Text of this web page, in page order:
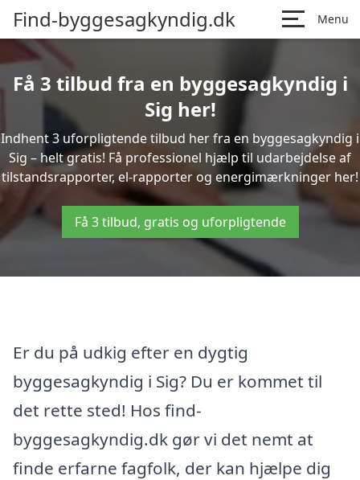
Find-byggesagkyndig.dk Menu
Få 3 tilbud fra en byggesagkyndig i
Sig her!
Indhent 3 uforpligtende tilbud her fra en byggesagkyndig i
Sig – helt gratis! Få professionel hjælp til udarbejdelse af
tilstandsrapporter, el-rapporter og energimærkninger her!
Få 3 tilbud, gratis og uforpligtende
Er du på udkig efter en dygtig
byggesagkyndig i Sig? Du er kommet til
det rette sted! Hos find-
byggesagkyndig.dk gør vi det nemt at
finde erfarne fagfolk, der kan hjælpe dig